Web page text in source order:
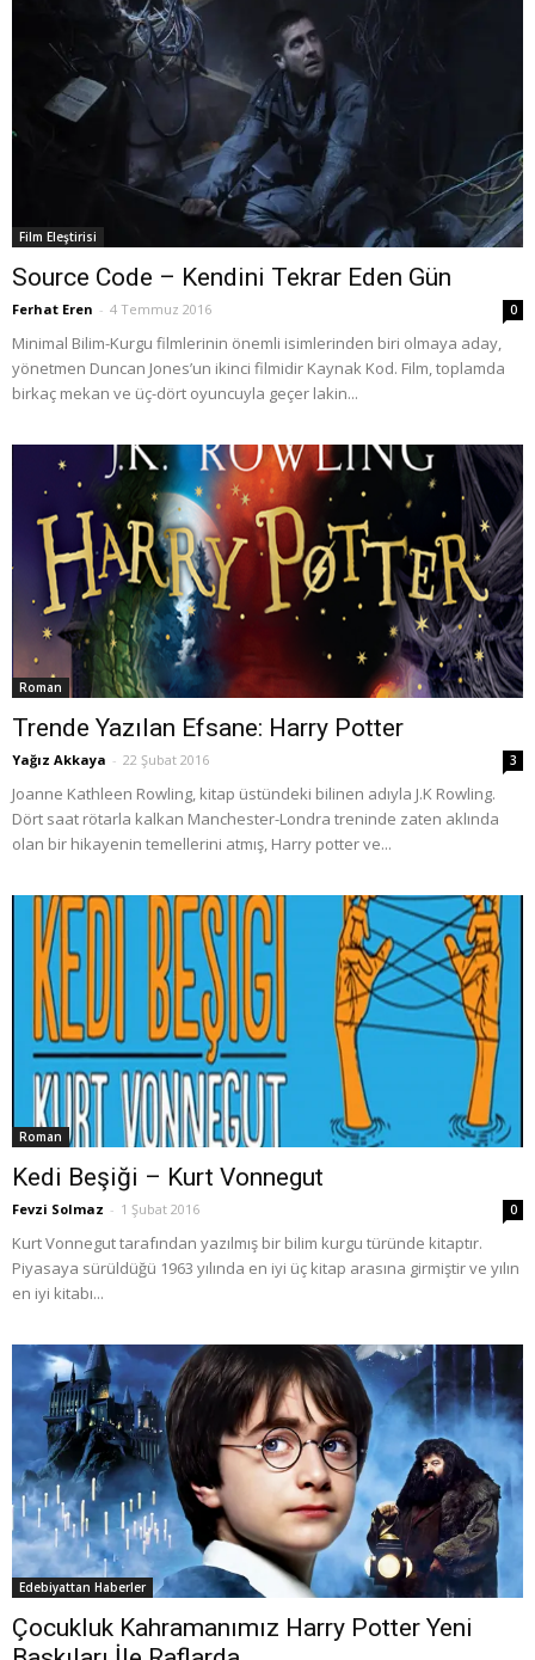
Film Eleştirisi
Source Code – Kendini Tekrar Eden Gün
Ferhat Eren - 4 Temmuz 2016 0
Minimal Bilim-Kurgu filmlerinin önemli isimlerinden biri olmaya aday,
yönetmen Duncan Jones’un ikinci filmidir Kaynak Kod. Film, toplamda
birkaç mekan ve üç-dört oyuncuyla geçer lakin...
Roman
Trende Yazılan Efsane: Harry Potter
Yağız Akkaya - 22 Şubat 2016 3
Joanne Kathleen Rowling, kitap üstündeki bilinen adıyla J.K Rowling.
Dört saat rötarla kalkan Manchester-Londra treninde zaten aklında
olan bir hikayenin temellerini atmış, Harry potter ve...
Roman
Kedi Beşiği – Kurt Vonnegut
Fevzi Solmaz - 1 Şubat 2016 0
Kurt Vonnegut tarafından yazılmış bir bilim kurgu türünde kitaptır.
Piyasaya sürüldüğü 1963 yılında en iyi üç kitap arasına girmiştir ve yılın
en iyi kitabı...
Edebiyattan Haberler
Çocukluk Kahramanımız Harry Potter Yeni